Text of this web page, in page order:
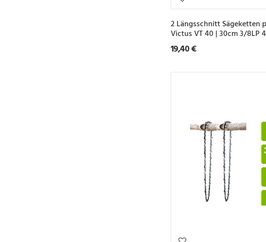
2 Längsschnitt Sägeketten
Victus VT 40 | 30cm 3/8LP
19,40 €